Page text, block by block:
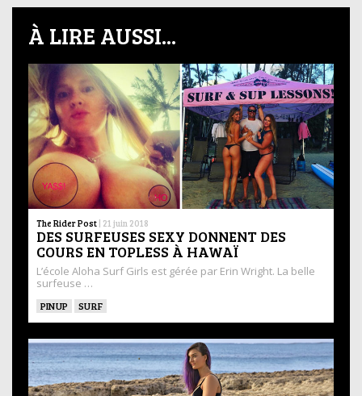
À LIRE AUSSI...
The Rider Post | 21 juin 2018
DES SURFEUSES SEXY DONNENT DES
COURS EN TOPLESS À HAWAÏ
L’école Aloha Surf Girls est gérée par Erin Wright. La belle
surfeuse …
PINUP SURF